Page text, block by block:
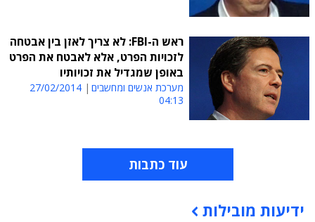
ראש ה-FBI: לא צריך לאזן בין אבטחה
לזכויות הפרט, אלא לאבטח את הפרט
באופן שמגדיל את זכויותיו
מערכת אנשים ומחשבים
27/02/2014
04:13
עוד כתבות
תוכן פרסומי
ידיעות מובילות